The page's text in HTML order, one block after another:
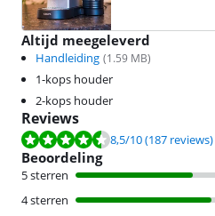
Altijd meegeleverd
Handleiding (1.59 MB)
1-kops houder
2-kops houder
Reviews
Beoordeling is 8,5 van de 10, gebaseerd
8,5/10(187 reviews)
Beoordeling
5 sterren
4 sterren